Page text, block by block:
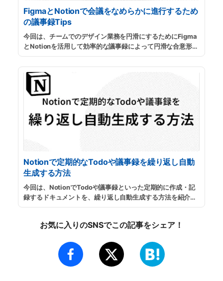
FigmaとNotionで会議をなめらかに進行するため
の議事録Tips
今回は、チームでのデザイン業務を円滑にするためにFigma
とNotionを活用して効率的な議事録によって円滑な合意形成
をサポートするためのテクニックを紹介したいと思います。
...続きを読む
Notionで定期的なTodoや議事録を繰り返し自動
生成する方法
今回は、NotionでTodoや議事録といった定期的に作成・記
録するドキュメントを、繰り返し自動生成する方法を紹介し
ます。デイリーミーティングの議事録から、毎週行うプライ
きを読むお気に入りのSNSでこの記事をシェア！